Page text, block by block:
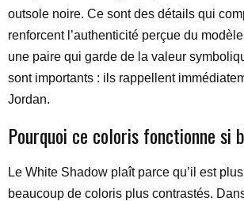
outsole noire. Ce sont des détails qui
renforcent l’authenticité perçue du
une paire qui garde de la valeur
sont importants : ils rappellent
Jordan.
Pourquoi ce coloris fonctionne si
Le White Shadow plaît parce qu’il est
beaucoup de coloris plus contrastés.